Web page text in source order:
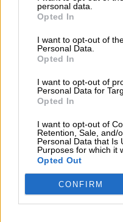
personal data.
Opted In
I want to opt-out of
Personal Data.
Opted In
I want to opt-out of
Personal Data for
Opted In
I want to opt-out of
Retention, Sale, and/
Personal Data that Is
Purposes for which it
Opted Out
CONFIRM
mercado
Sanidad define